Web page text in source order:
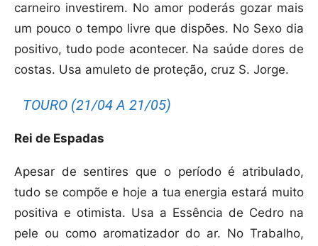
carneiro investirem. No amor poderás gozar mais
um pouco o tempo livre que dispões. No Sexo dia
positivo, tudo pode acontecer. Na saúde dores de
costas. Usa amuleto de proteção, cruz S. Jorge.
TOURO (21/04 A 21/05)
Rei de Espadas
Apesar de sentires que o período é atribulado,
tudo se compõe e hoje a tua energia estará muito
positiva e otimista. Usa a Essência de Cedro na
pele ou como aromatizador do ar. No Trabalho,